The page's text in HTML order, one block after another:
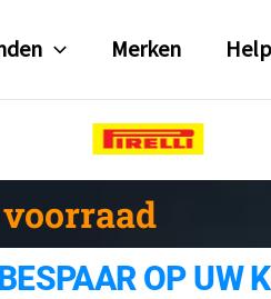
Merken Help
OP UW